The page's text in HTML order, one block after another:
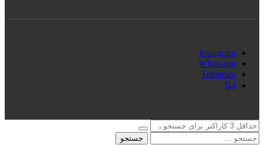
Instagram
Whatsapp
Telegram
ایتا
جستجو